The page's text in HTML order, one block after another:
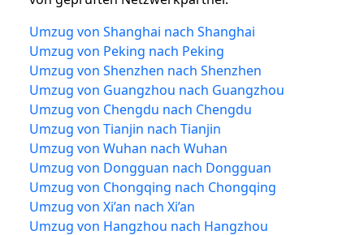
Umzug von Shanghai nach Shanghai
Umzug von Peking nach Peking
Umzug von Shenzhen nach Shenzhen
Umzug von Guangzhou nach Guangzhou
Umzug von Chengdu nach Chengdu
Umzug von Tianjin nach Tianjin
Umzug von Wuhan nach Wuhan
Umzug von Dongguan nach Dongguan
Umzug von Chongqing nach Chongqing
Umzug von Xi’an nach Xi’an
Umzug von Hangzhou nach Hangzhou